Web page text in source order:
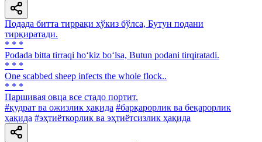
Подада битта тиррақи ҳўкиз бўлса, Бутун подани
тирқиратади.
* * *
Podada bitta tirraqi ho‘kiz bo‘lsa, Butun podani tirqiratadi.
* * *
One scabbed sheep infects the whole flock..
* * *
Паршивая овца все стадо портит.
#қудрат ва ожизлик ҳақида #барқарорлик ва беқарорлик
ҳақида #эҳтиёткорлик ва эҳтиётсизлик ҳақида